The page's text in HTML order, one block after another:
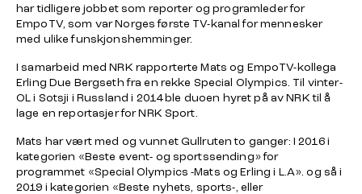
har tidligere jobbet som reporter og programleder for
EmpoTV, som var Norges første TV-kanal for mennesker
med ulike funskjonshemminger.
I samarbeid med NRK rapporterte Mats og EmpoTV-kollega
Erling Due Bergseth fra en rekke Special Olympics. Til vinter-
OL i Sotsji i Russland i 2014 ble duoen hyret på av NRK til å
lage en reportasjer for NRK Sport.
Mats har vært med og vunnet Gullruten to ganger: I 2016 i
kategorien «Beste event- og sportssending» for
programmet «Special Olympics -Mats og Erling i L.A». og så i
2019 i kategorien «Beste nyhets, sports-, eller